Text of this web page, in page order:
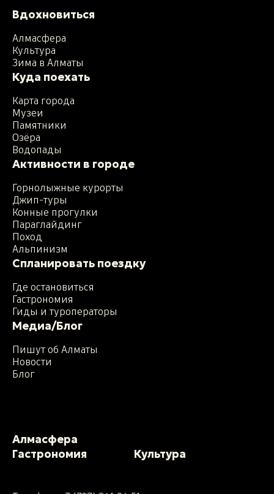
Вдохновиться
Алмасфера
Культура
Зима в Алматы
Куда поехать
Карта города
Музеи
Памятники
Озёра
Водопады
Активности в городе
Горнолыжные курорты
Джип-туры
Конные прогулки
Параглайдинг
Поход
Альпинизм
Спланировать поездку
Где остановиться
Гастрономия
Гиды и туроператоры
Медиа/Блог
Пишут об Алматы
Новости
Блог
Алмасфера
Гастрономия
Культура